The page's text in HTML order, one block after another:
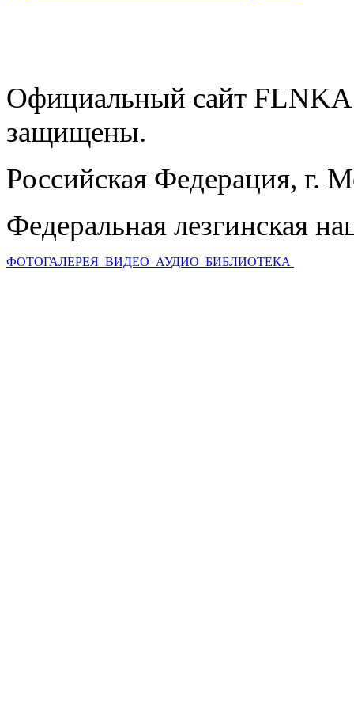
Официальный сайт
защищены.
Российская Федерация, г.
Федеральная лезгинская
ФОТОГАЛЕРЕЯ ВИДЕО АУДИО БИБЛИОТЕКА